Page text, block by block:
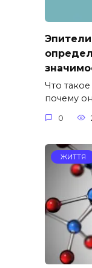
Что
почему
0
ЖИТТЯ